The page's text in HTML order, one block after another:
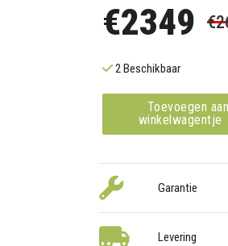
€2349
2 Beschikbaar
Toevoegen aan
winkelwagentje
Garantie
Levering